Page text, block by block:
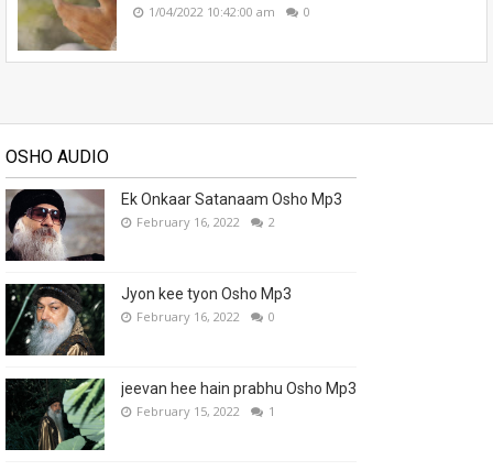
1/04/2022 10:42:00 am 0
OSHO AUDIO
Ek Onkaar Satanaam Osho Mp3
February 16, 2022 2
Jyon kee tyon Osho Mp3
February 16, 2022 0
jeevan hee hain prabhu Osho Mp3
February 15, 2022 1